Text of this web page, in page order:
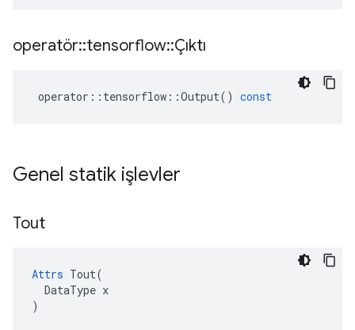
operatör::tensorflow::Çıktı
operator :: tensorflow ::Output() const
Genel statik işlevler
Tout
Attrs Tout(
  DataType x
)